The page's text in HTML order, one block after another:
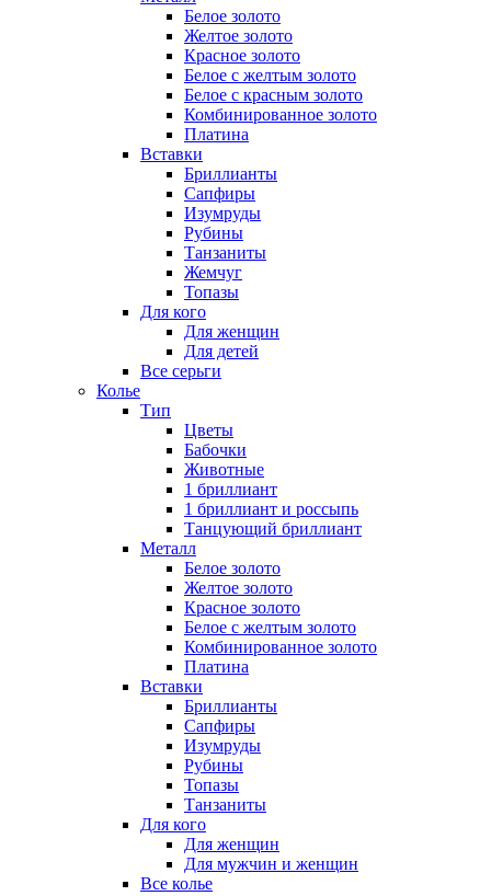
Белое золото
Желтое золото
Красное золото
Белое с желтым золото
Белое с красным золото
Комбинированное золото
Платина
Вставки
Бриллианты
Сапфиры
Изумруды
Рубины
Танзаниты
Жемчуг
Топазы
Для кого
Для женщин
Для детей
Все серьги
Колье
Тип
Цветы
Бабочки
Животные
1 бриллиант
1 бриллиант и россыпь
Танцующий бриллиант
Металл
Белое золото
Желтое золото
Красное золото
Белое с желтым золото
Комбинированное золото
Платина
Вставки
Бриллианты
Сапфиры
Изумруды
Рубины
Топазы
Танзаниты
Для кого
Для женщин
Для мужчин и женщин
Все колье